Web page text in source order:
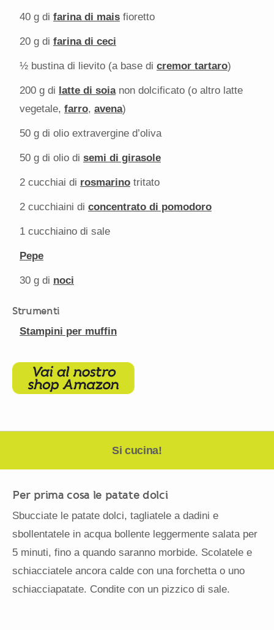
40 g di farina di mais fioretto
20 g di farina di ceci
½ bustina di lievito (a base di cremor tartaro)
200 g di latte di soianon dolcificato (o altro latte
vegetale, farro, avena)
50 g di olio extravergine d’oliva
50 g di olio di semi di girasole
2 cucchiai di rosmarino tritato
2 cucchiaini di concentrato di pomodoro
1 cucchiaino di sale
Pepe
30 g di noci
Strumenti
Stampini per muffin
Si cucina!
Per prima cosa le patate dolci
Sbucciate le patate dolci, tagliatele a dadini e
sbollentatele in acqua bollente leggermente salata per
5 minuti, fino a quando saranno morbide. Scolatele e
schiacciatele ancora calde con una forchetta o uno
schiacciapatate. Condite con un pizzico di sale.